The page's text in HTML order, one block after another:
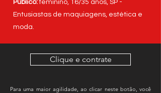
Público:feminino, 16/35 anos, SP -
Entusiastas de maquiagens, estética e
moda.
Clique e contrate
Para uma maior agilidade, ao clicar neste botão, você